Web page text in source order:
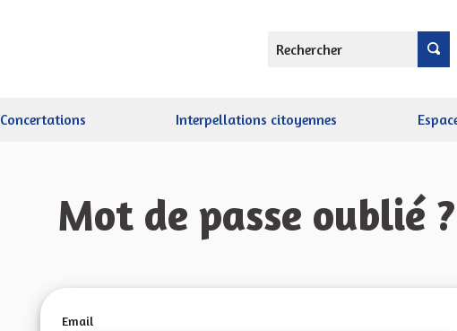
Rechercher
Concertations Interpellations citoyennes
Mot de passe oublié ?
Email